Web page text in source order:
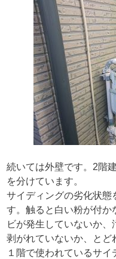
続いては外壁です。2階
を分けています。
サイディングの劣化状態
す。触ると白い粉が付か
ビが発生していないか
剥がれていないか、とど
１階で使われているサ